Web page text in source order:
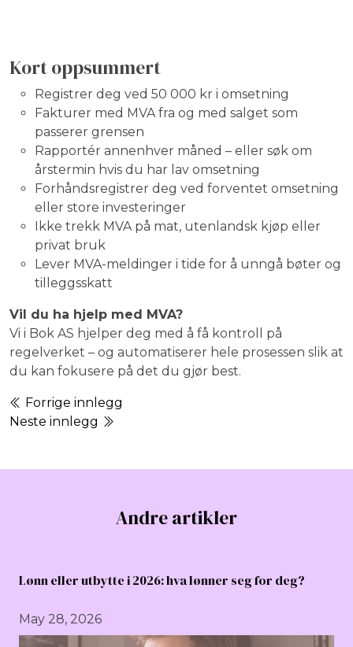
Kort oppsummert
Registrer deg ved 50 000 kr i omsetning
Fakturer med MVA fra og med salget som
passerer grensen
Rapportér annenhver måned – eller søk om
årstermin hvis du har lav omsetning
Forhåndsregistrer deg ved forventet omsetning
eller store investeringer
Ikke trekk MVA på mat, utenlandsk kjøp eller
privat bruk
Lever MVA-meldinger i tide for å unngå bøter og
tilleggsskatt
Vil du ha hjelp med MVA?
Vi i Bok AS hjelper deg med å få kontroll på
regelverket – og automatiserer hele prosessen slik at
du kan fokusere på det du gjør best.
Forrige innlegg
Neste innlegg
Andre artikler
Lønn eller utbytte i 2026: hva lønner seg for deg?
May 28, 2026